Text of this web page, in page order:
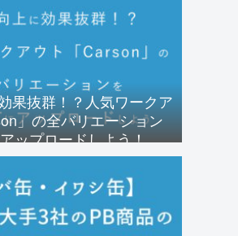
果抜群！？人気ワークア
」の全バリエーション
ップロードしよう！